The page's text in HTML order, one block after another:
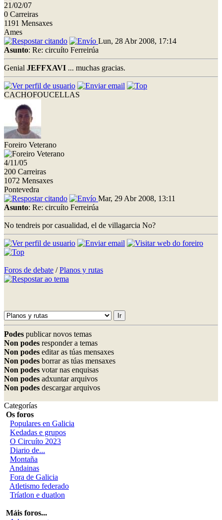
21/02/07
0 Carreiras
1191 Mensaxes
Ames
Lun, 28 Abr 2008, 17:14
Asunto: Re: circuíto Ferreirúa
Genial JEFFXAVI ... muchas gracias.
CACHOFOUCELLAS
Foreiro Veterano
4/11/05
200 Carreiras
1072 Mensaxes
Pontevedra
Mar, 29 Abr 2008, 13:11
Asunto: Re: circuíto Ferreirúa
No tendreis por casualidad, el de villagarcia No?
Foros de debate /Planos y rutas
Podes publicar novos temas
Non podes responder a temas
Non podes editar as túas mensaxes
Non podes borrar as túas mensaxes
Non podes votar nas enquisas
Non podes adxuntar arquivos
Non podes descargar arquivos
Categorías
Os foros
Populares en Galicia
Kedadas e grupos
O Circuíto 2023
Diario de...
Montaña
Andainas
Fora de Galicia
Atletismo federado
Tríatlon e duatlon
Máis foros...